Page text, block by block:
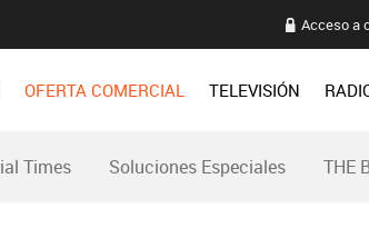
Acceso a
OFERTA COMERCIAL TELEVISIÓN
Times Soluciones Especiales THE